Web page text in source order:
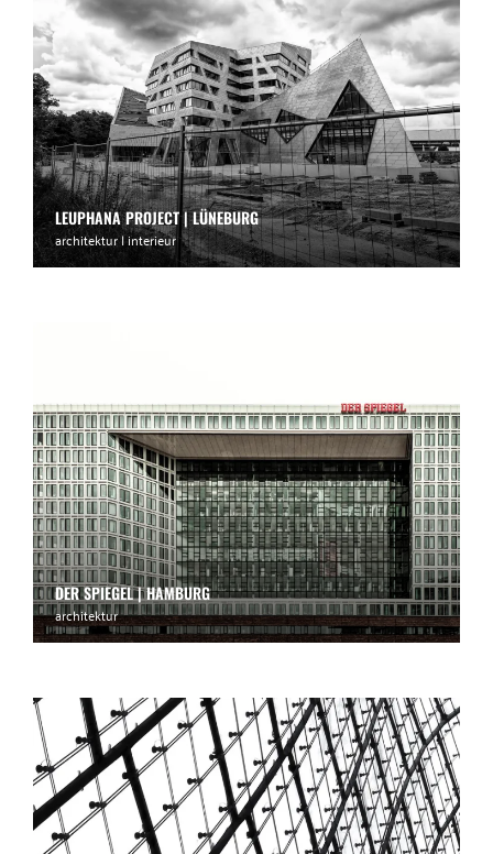
LEUPHANA PROJECT | LÜNEBURG
architektur | interieur
DER SPIEGEL | HAMBURG
architektur